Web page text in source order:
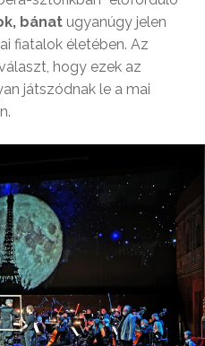
bánat ugyanúgy jelen
fiatalok életében. Az
hogy ezek az
játszódnak le a mai